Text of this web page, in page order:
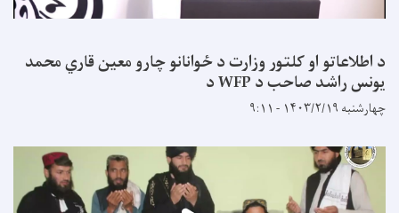
د اطلاعاتو او کلتور وزارت د ځوانانو چارو معین قاري محمد
يونس راشد صاحب د WFP د
چهارشنبه ۱۴۰۳/۲/۱۹ - ۹:۱۱